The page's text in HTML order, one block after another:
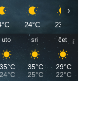
24°C 23°C
›
uto
35°C
24°C
sri
35°C
25°C
čet
29°C
22°C